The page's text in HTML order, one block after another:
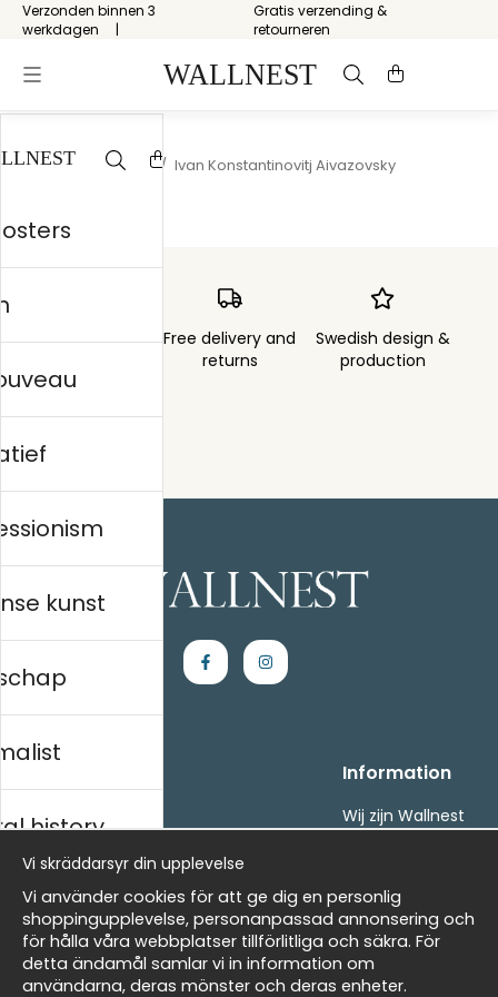
Verzonden binnen 3
werkdagen
Gratis verzending &
retourneren
Start / Landschap / Ivan Konstantinovitj Aivazovsky
Order sent within Free delivery and
returns
Swedish design &
production
Kontakta oss
- Returer och återbetalningar
- Leverans - enkelt, snabbt &amp; gratis
Om cookies
Mina favoriter
Information
Wij zijn Wallnest
Nieuwsbrief
kunst
history
Vi skräddarsyr din upplevelse
Vi använder cookies för att ge dig en personlig
shoppingupplevelse, personanpassad annonsering och
för hålla våra webbplatser tillförlitliga och säkra. För
detta ändamål samlar vi in information om
användarna, deras mönster och deras enheter.